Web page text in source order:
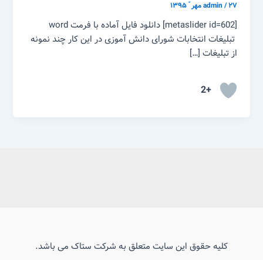
admin/۲۷ مهر ّ ۱۳۹۵
[metaslider id=602] دانلود فایل آماده با فرمت word
تبلیغات انتخابات شورای دانش آموزی در این کار چند نمونه
از تبلیغات […]
+2
کلیه حقوق این سایت متعلق به شرکت ستاک می باشد.